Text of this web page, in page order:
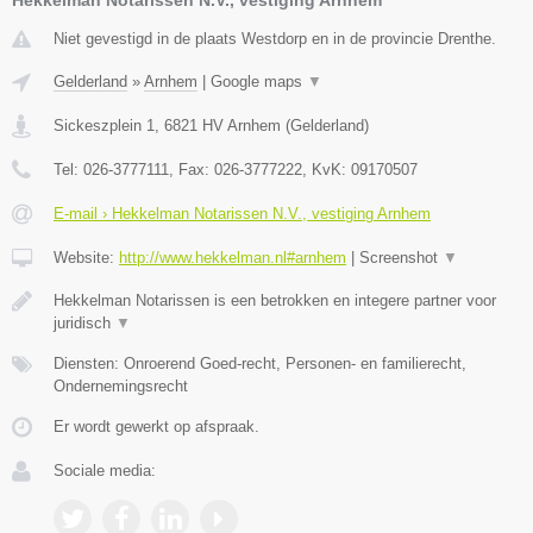
Niet gevestigd in de plaats Westdorp en in de provincie Drenthe.
Gelderland » Arnhem Google maps ▼
Sickeszplein 1 6821 HV Arnhem (Gelderland)
Tel: 026-3777111 , Fax: 026-3777222 , KvK: 09170507
E-mail › Hekkelman Notarissen N.V., vestiging Arnhem
Website: http://www.hekkelman.nl#arnhem Screenshot ▼
Hekkelman Notarissen is een betrokken en integere partner voor
juridisch ▼
Diensten: Onroerend Goed-recht, Personen- en familierecht,
Ondernemingsrecht
Er wordt gewerkt op afspraak.
Sociale media: